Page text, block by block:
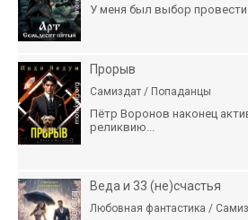
У меня был выбор провести
Прорыв
Самиздат / Попаданцы
Пётр Воронов наконец
реликвию...
Веда и 33 (не)счастья
Любовная фантастика /